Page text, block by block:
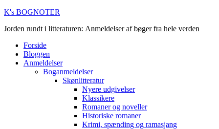
K's BOGNOTER
Jorden rundt i litteraturen: Anmeldelser af bøger fra hele verden
Forside
Bloggen
Anmeldelser
Boganmeldelser
Skønlitteratur
Nyere udgivelser
Klassikere
Romaner og noveller
Historiske romaner
Krimi, spænding og ramasjang